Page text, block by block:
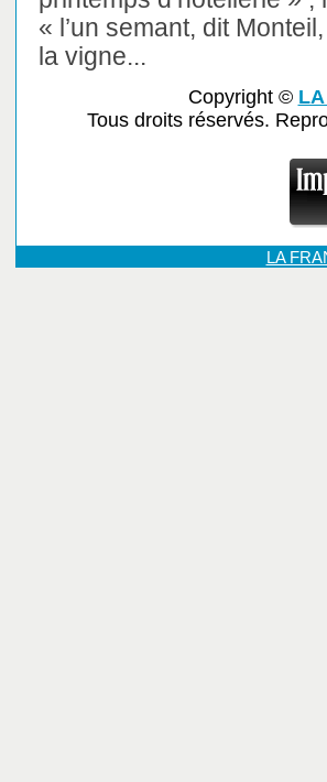
« l’un semant, dit
la vigne...
Copyright ©
Tous droits réservés.
LA